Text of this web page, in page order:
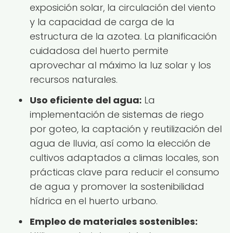
exposición solar, la circulación del viento
y la capacidad de carga de la
estructura de la azotea. La planificación
cuidadosa del huerto permite
aprovechar al máximo la luz solar y los
recursos naturales.
Uso eficiente del agua: La
implementación de sistemas de riego
por goteo, la captación y reutilización del
agua de lluvia, así como la elección de
cultivos adaptados a climas locales, son
prácticas clave para reducir el consumo
de agua y promover la sostenibilidad
hídrica en el huerto urbano.
Empleo de materiales sostenibles: